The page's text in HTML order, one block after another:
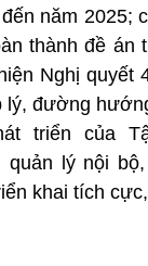
năm 2025;
thành đề án
Nghị quyết
lý, đường
triển của
quản lý nội
khai tích